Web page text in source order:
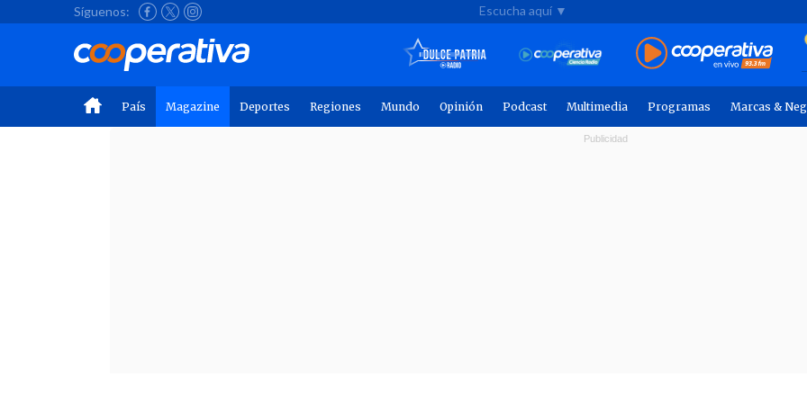
Síguenos: Escucha aquí ▼
País Magazine Deportes Regiones Mundo Opinión Podcast Multimedia Programas Marcas &